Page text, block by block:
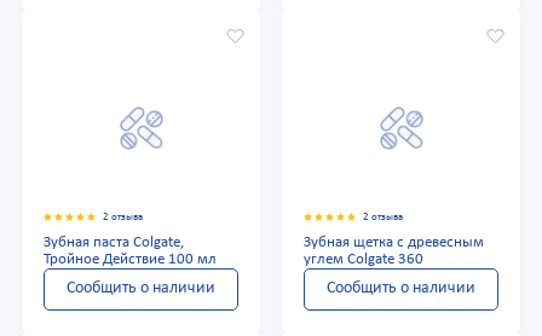
2 отзыва
Зубная паста Colgate,
Тройное Действие 100 мл
Сообщить о наличии
2 отзыва
Зубная щетка с древесным
углем Colgate 360
Сообщить о наличии